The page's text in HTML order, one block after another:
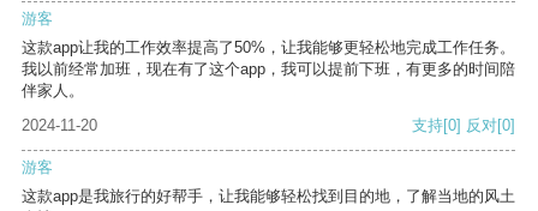
游客
这款app让我的工作效率提高了50%，让我能够更轻松地完成工作任务。
我以前经常加班，现在有了这个app，我可以提前下班，有更多的时间陪
伴家人。
2024-11-20
支持[0] 反对[0]
游客
这款app是我旅行的好帮手，让我能够轻松找到目的地，了解当地的风土